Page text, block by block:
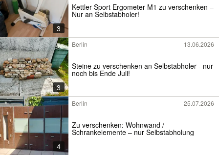
3
Kettler Sport Ergometer M1 zu verschenken –
Nur an Selbstabholer!
3
Berlin 13.06.2026
Steine zu verschenken an Selbstabholer - nur
noch bis Ende Juli!
4
Berlin 25.07.2026
Zu verschenken: Wohnwand /
Schrankelemente – nur Selbstabholung